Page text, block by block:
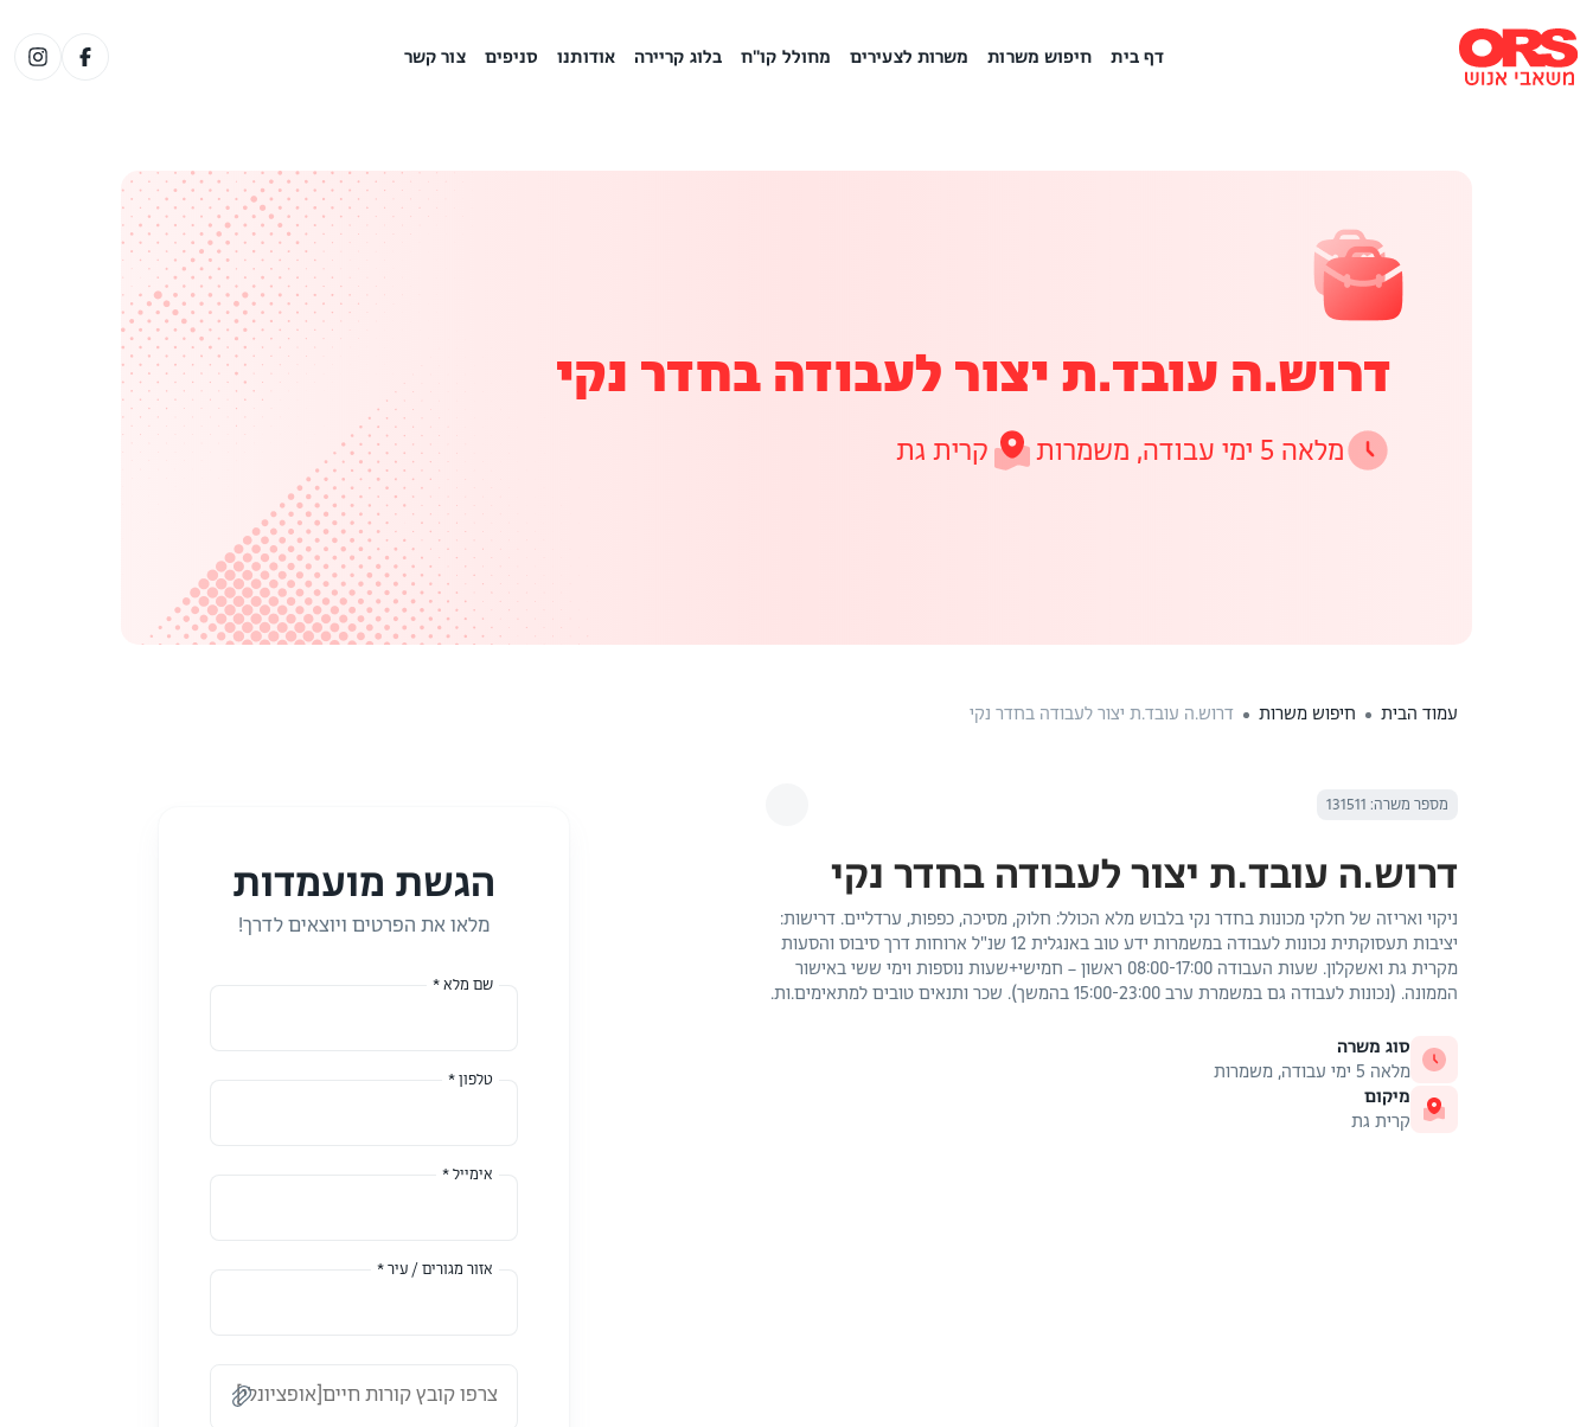
דף בית חיפוש משרות משרות לצעירים מחולל קו"ח בלוג קריירה אודותנו סניפים צור קשר
דרוש.ה עובד.ת יצור לעבודה בחדר נקי
מלאה 5 ימי עבודה, משמרות קרית גת
עמוד הבית חיפוש משרות דרוש.ה עובד.ת יצור לעבודה בחדר נקי
מספר משרה: 131511
דרוש.ה עובד.ת יצור לעבודה בחדר נקי
ניקוי ואריזה של חלקי מכונות בחדר נקי בלבוש מלא הכולל: חלוק, מסיכה, כפפות, ערדליים. דרישות:
יציבות תעסוקתית נכונות לעבודה במשמרות ידע טוב באנגלית 12 שנ"ל ארוחות דרך סיבוס והסעות
מקרית גת ואשקלון. שעות העבודה 08:00-17:00 ראשון – חמישי+שעות נוספות וימי ששי באישור
הממונה. (נכונות לעבודה גם במשמרת ערב 15:00-23:00 בהמשך). שכר ותנאים טובים למתאימים.ות.
סוג משרה
מלאה 5 ימי עבודה, משמרות
מיקום
קרית גת
הגשת מועמדות
מלאו את הפרטים ויוצאים לדרך!
שם מלא *
טלפון *
אימייל *
אזור מגורים / עיר *
צרפו קובץ קורות חיים[אופציונלי]